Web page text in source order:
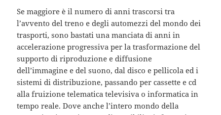
Se maggiore è il numero di anni trascorsi tra
l’avvento del treno e degli automezzi del mondo dei
trasporti, sono bastati una manciata di anni in
accelerazione progressiva per la trasformazione del
supporto di riproduzione e diffusione
dell’immagine e del suono, dal disco e pellicola ed i
sistemi di distribuzione, passando per cassette e cd
alla fruizione telematica televisiva o informatica in
tempo reale. Dove anche l’intero mondo della